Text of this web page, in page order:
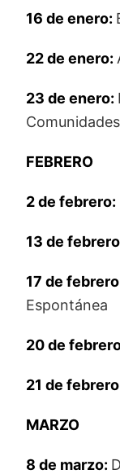
16 de enero:
22 de enero:
23 de enero:
Comunidades
FEBRERO
2 de febrero:
13 de
17 de
Espontánea
20 de
21 de
MARZO
8 de marzo: